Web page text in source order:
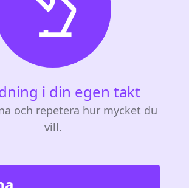
i din egen takt
och repetera hur mycket du
vill.